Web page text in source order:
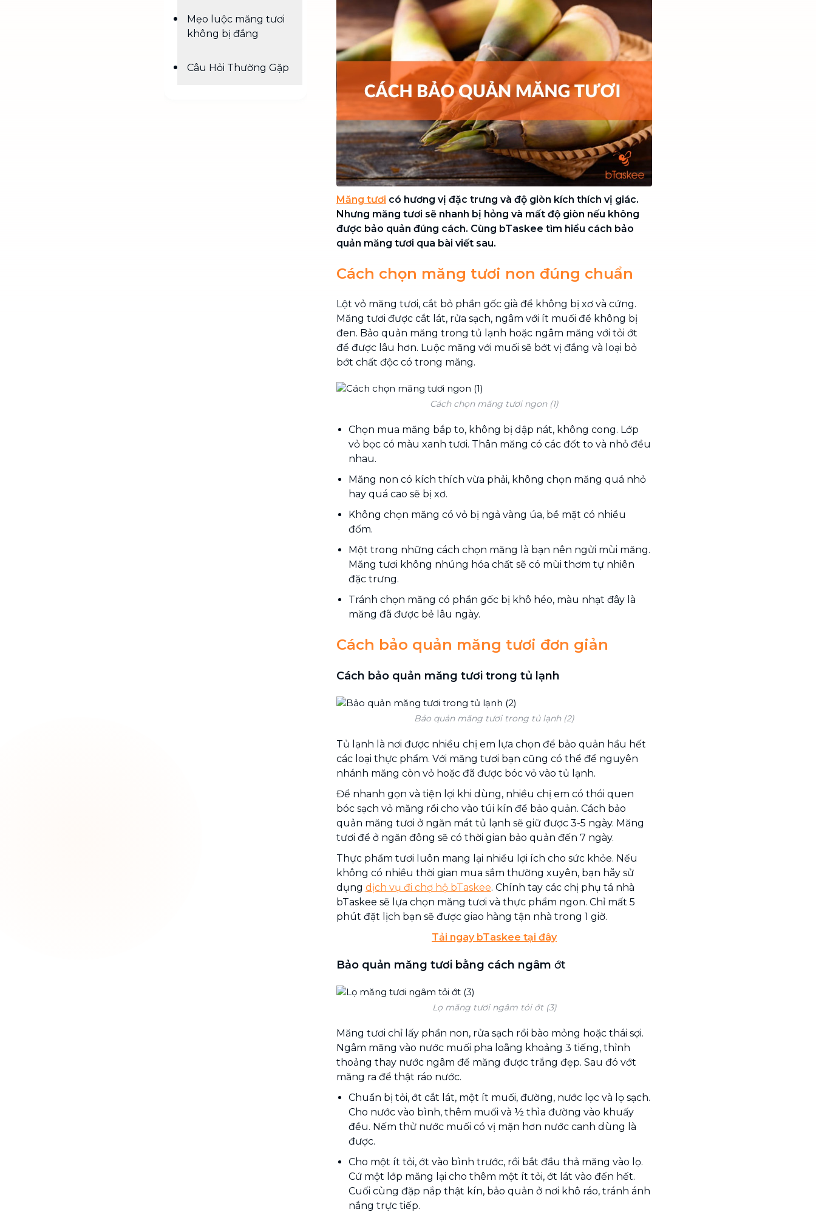
Chuyển nhà trọn gói, không lo dọn
dẹp nơi đi nơi đến
Vệ sinh công nghiệp NEW
Vệ sinh chuyên nghiệp cho văn
phòng, nhà xưởng, công trình lớn
Mẹo luộc măng tươi
không bị đắng
Câu Hỏi Thường Gặp
Măng tươi có hương vị đặc trưng và độ giòn kích thích vị giác.
Nhưng măng tươi sẽ nhanh bị hỏng và mất độ giòn nếu không
được bảo quản đúng cách. Cùng bTaskee tìm hiểu cách bảo
quản măng tươi qua bài viết sau.
Cách chọn măng tươi non đúng chuẩn
Lột vỏ măng tươi, cắt bỏ phần gốc già để không bị xơ và cứng.
Măng tươi được cắt lát, rửa sạch, ngâm với ít muối để không bị
đen. Bảo quản măng trong tủ lạnh hoặc ngâm măng với tỏi ớt
để được lâu hơn. Luộc măng với muối sẽ bớt vị đắng và loại bỏ
bớt chất độc có trong măng.
Cách chọn măng tươi ngon (1)
Chọn mua măng bắp to, không bị dập nát, không cong. Lớp
vỏ bọc có màu xanh tươi. Thân măng có các đốt to và nhỏ đều
nhau.
Măng non có kích thích vừa phải, không chọn măng quá nhỏ
hay quá cao sẽ bị xơ.
Không chọn măng có vỏ bị ngả vàng úa, bề mặt có nhiều
đốm.
Một trong những cách chọn măng là bạn nên ngửi mùi măng.
Măng tươi không nhúng hóa chất sẽ có mùi thơm tự nhiên
đặc trưng.
Tránh chọn măng có phần gốc bị khô héo, màu nhạt đây là
măng đã được bẻ lâu ngày.
Cách bảo quản măng tươi đơn giản
Cách bảo quản măng tươi trong tủ lạnh
Bảo quản măng tươi trong tủ lạnh (2)
Tủ lạnh là nơi được nhiều chị em lựa chọn để bảo quản hầu hết
các loại thực phẩm. Với măng tươi bạn cũng có thể để nguyên
nhánh măng còn vỏ hoặc đã được bóc vỏ vào tủ lạnh.
Để nhanh gọn và tiện lợi khi dùng, nhiều chị em có thói quen
bóc sạch vỏ măng rồi cho vào túi kín để bảo quản. Cách bảo
quản măng tươi ở ngăn mát tủ lạnh sẽ giữ được 3-5 ngày. Măng
tươi để ở ngăn đông sẽ có thời gian bảo quản đến 7 ngày.
Thực phẩm tươi luôn mang lại nhiều lợi ích cho sức khỏe. Nếu
không có nhiều thời gian mua sắm thường xuyên, bạn hãy sử
dụng dịch vụ đi chợ hộ bTaskee. Chính tay các chị phụ tá nhà
bTaskee sẽ lựa chọn măng tươi và thực phẩm ngon. Chỉ mất 5
phút đặt lịch bạn sẽ được giao hàng tận nhà trong 1 giờ.
Tải ngay bTaskee tại đây
Bảo quản măng tươi bằng cách ngâm ớt
Lọ măng tươi ngâm tỏi ớt (3)
Măng tươi chỉ lấy phần non, rửa sạch rồi bào mỏng hoặc thái sợi.
Ngâm măng vào nước muối pha loãng khoảng 3 tiếng, thỉnh
thoảng thay nước ngâm để măng được trắng đẹp. Sau đó vớt
măng ra để thật ráo nước.
Chuẩn bị tỏi, ớt cắt lát, một ít muối, đường, nước lọc và lọ sạch.
Cho nước vào bình, thêm muối và ½ thìa đường vào khuấy
đều. Nếm thử nước muối có vị mặn hơn nước canh dùng là
được.
Cho một ít tỏi, ớt vào bình trước, rồi bắt đầu thả măng vào lọ.
Cứ một lớp măng lại cho thêm một ít tỏi, ớt lát vào đến hết.
Cuối cùng đặp nắp thật kín, bảo quản ở nơi khô ráo, tránh ánh
nắng trực tiếp.